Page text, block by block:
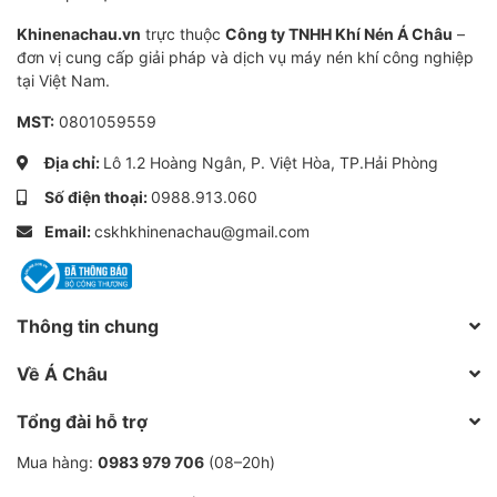
trường làm việc này sẽ cần phải sử dụng các
loại gioăng khác như PTFE hoặc FKM.
Như vậy: Gioăng cao su EPDM là lựa chọn lý tưởng
và các ứng dụng công nghiệp yêu cầu khả năng chịu
nhiệt và kháng hóa chất tốt. Tuy nhiên, khi lựa chọn
gioăng EPDM, cần phải cân nhắc kỹ lưỡng về loại chất
lỏng, nhiệt độ và điều kiện môi trường làm việc để
đảm bảo hiệu quả lâu dài và tránh những hạn chế về
tính chất của vật liệu.
Thân van
Thuộc tính
Khinenachau.vn trực thuộc Công ty TNHH Khí Nén Á Châu –
đơn vị cung cấp giải pháp và dịch vụ máy nén khí công nghiệp
tại Việt Nam.
MST: 0801059559
Địa chỉ: Lô 1.2 Hoàng Ngân, P. Việt Hòa, TP.Hải Phòng
Số điện thoại:0988.913.060
Email:cskhkhinenachau@gmail.com
Thông tin chung
Về Á Châu
Tổng đài hỗ trợ
Mua hàng: 0983 979 706 (08–20h)